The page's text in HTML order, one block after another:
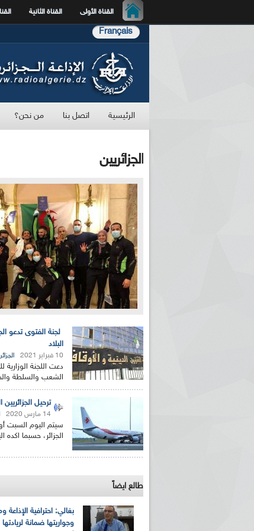
القناة الأولى القناة الثانية
Français
الرئيسية اتصل بنا من نحن؟
الجزائريين
لجنة الفتوى تدعو
البلاد
10 فبراير 2021 الجزائر
دعت اللجنة الوزارية
الشعب والسلطة
ترحيل
14 مارس 2020
سيتم اليوم السبت
الجزائر، حسبما
طالع ايضاً
بغالي: احترافية الإذاعة
وجواريتها ضمانة لريادتها